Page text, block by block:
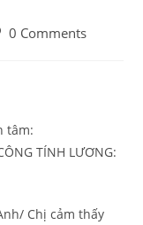
0 Comments
tâm:
TÍNH LƯƠNG:
Chị cảm thấy